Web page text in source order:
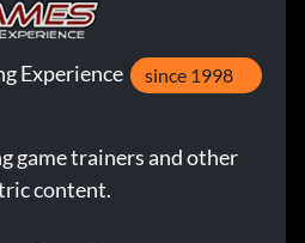
Experience since 1998
game trainers and other
content.